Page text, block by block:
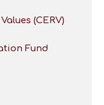
(CERV)
Fund